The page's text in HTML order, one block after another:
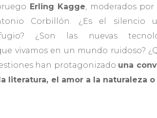
Erling Kagge, moderados
Corbillón. ¿Es el silencio
¿Son las nuevas
vivamos en un mundo ruidoso?
han protagonizado una
literatura, el amor a la naturaleza